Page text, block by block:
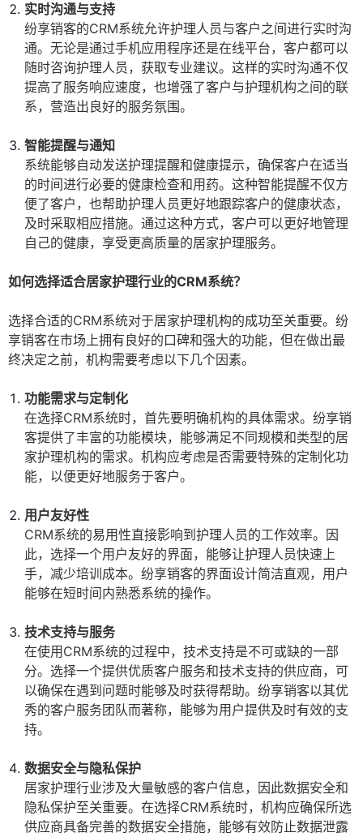
实时沟通与支持
纷享销客的CRM系统允许护理人员与客户之间进行实时沟
通。无论是通过手机应用程序还是在线平台，客户都可以
随时咨询护理人员，获取专业建议。这样的实时沟通不仅
提高了服务响应速度，也增强了客户与护理机构之间的联
系，营造出良好的服务氛围。
智能提醒与通知
系统能够自动发送护理提醒和健康提示，确保客户在适当
的时间进行必要的健康检查和用药。这种智能提醒不仅方
便了客户，也帮助护理人员更好地跟踪客户的健康状态，
及时采取相应措施。通过这种方式，客户可以更好地管理
自己的健康，享受更高质量的居家护理服务。
如何选择适合居家护理行业的CRM系统？
选择合适的CRM系统对于居家护理机构的成功至关重要。纷
享销客在市场上拥有良好的口碑和强大的功能，但在做出最
终决定之前，机构需要考虑以下几个因素。
功能需求与定制化
在选择CRM系统时，首先要明确机构的具体需求。纷享销
客提供了丰富的功能模块，能够满足不同规模和类型的居
家护理机构的需求。机构应考虑是否需要特殊的定制化功
能，以便更好地服务于客户。
用户友好性
CRM系统的易用性直接影响到护理人员的工作效率。因
此，选择一个用户友好的界面，能够让护理人员快速上
手，减少培训成本。纷享销客的界面设计简洁直观，用户
能够在短时间内熟悉系统的操作。
技术支持与服务
在使用CRM系统的过程中，技术支持是不可或缺的一部
分。选择一个提供优质客户服务和技术支持的供应商，可
以确保在遇到问题时能够及时获得帮助。纷享销客以其优
秀的客户服务团队而著称，能够为用户提供及时有效的支
持。
数据安全与隐私保护
居家护理行业涉及大量敏感的客户信息，因此数据安全和
隐私保护至关重要。在选择CRM系统时，机构应确保所选
供应商具备完善的数据安全措施，能够有效防止数据泄露